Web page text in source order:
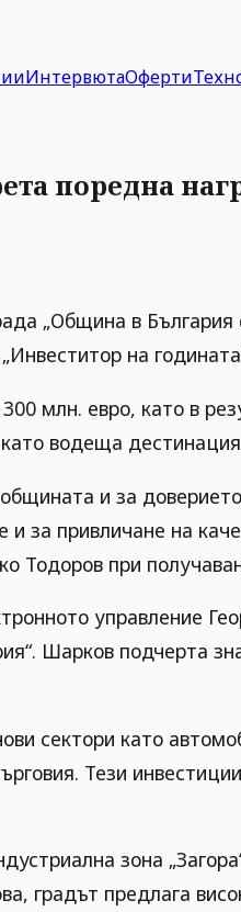
ИнтервютаОферти
поредна
„Община в
на
млн. евро, като в
водеща
и за
привличане на
Тодоров при
управление
Шарков подчерта
сектори като
Тези
зона
градът предлага